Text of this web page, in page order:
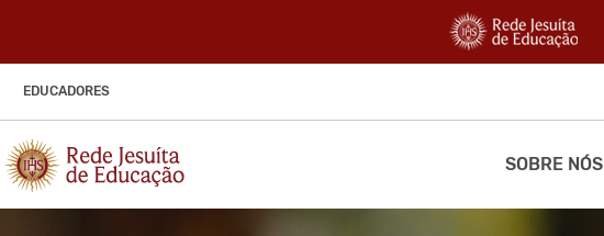
EDUCADORES
SOBRE NÓS